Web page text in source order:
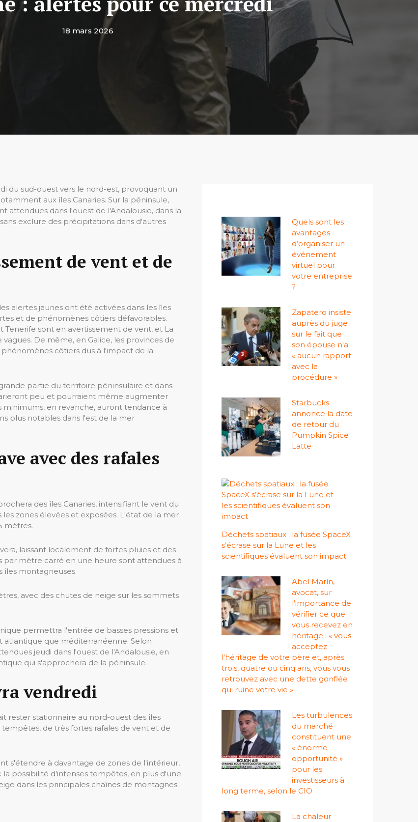
18 mars 2026
du sud-ouest vers le nord-est, provoquant un
aux îles Canaries. Sur la péninsule,
attendues dans l'ouest de l'Andalousie, dans la
exclure des précipitations dans d'autres
de vent et de
alertes jaunes ont été activées dans les îles
et de phénomènes côtiers défavorables.
Tenerife sont en avertissement de vent, et La
De même, en Galice, les provinces de
côtiers dus à l'impact de la
partie du territoire péninsulaire et dans
peu et pourraient même augmenter
en revanche, auront tendance à
plus notables dans l'est de la mer
avec des rafales
des îles Canaries, intensifiant le vent du
zones élevées et exposées. L'état de la mer
mètres.
laissant localement de fortes pluies et des
par mètre carré en une heure sont attendues à
îles montagneuses.
avec des chutes de neige sur les sommets
permettra l'entrée de basses pressions et
atlantique que méditerranéenne. Selon
jeudi dans l'ouest de l'Andalousie, en
qui s'approchera de la péninsule.
vendredi
rester stationnaire au nord-ouest des îles
de très fortes rafales de vent et de
s'étendre à davantage de zones de l'intérieur,
possibilité d'intenses tempêtes, en plus d'une
dans les principales chaînes de montagnes.
Quels sont les
avantages
d’organiser un
événement
virtuel pour
votre entreprise
?
Zapatero insiste
auprès du juge
sur le fait que
son épouse n'a
« aucun rapport
avec la
procédure »
Starbucks
annonce la date
de retour du
Pumpkin Spice
Latte
Déchets spatiaux : la fusée SpaceX
s’écrase sur la Lune et les
scientifiques évaluent son impact
Abel Marín,
avocat, sur
l'importance de
vérifier ce que
vous recevez en
héritage : « vous
acceptez
l'héritage de votre père et, après
trois, quatre ou cinq ans, vous vous
retrouvez avec une dette gonflée
qui ruine votre vie »
Les turbulences
du marché
constituent une
« énorme
opportunité »
pour les
investisseurs à
long terme, selon le CIO
La chaleur